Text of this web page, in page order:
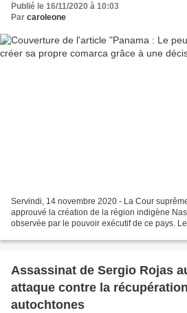
Publié le 16/11/2020 à 10:03
Par caroleone
Servindi, 14 novembre 2020 - La Cour
approuvé la création de la région indigène
observée par le pouvoir exécutif de ce pays.
Assassinat de Sergio Rojas
attaque contre la
autochtones